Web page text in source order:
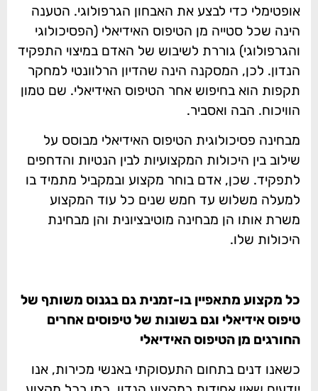
אופטימלי כדי לבצע את האבחון הגרפולוגי. הטענה
הינה שכל סטייה מן הטיפוס האידיאלי (הפסיכולוגי
והגרפולוגי) גוררת לשיבוש של האדם במיצוי התפקיד
הנדון. לכן, המסקנה הינה שהדיון הרלוונטי למחקר
תקפות הוא בחיפוש אחר הטיפוס האידיאלי. שם טמון
הוויכוח. הבה ואסביר.
מבחינה פסיכולוגית הטיפוס האידיאלי מבוסס על
שילוב בין היכולות המקצועיות לבין הנטיות והדחפים
לתפקיד. שכן, אדם בוחר מקצוע ובמקביל מתמיד בו
למעלה משלוש עד חמש שנים כל עוד המקצוע
משרת אותו הן מבחינה מוטיבציונית והן מבחינת
היכולות שלו.
כל מקצוע מתאפיין בו-זמנית גם בגנוס משותף של
טיפוס אידיאלי וגם בשונות של טיפוסים אחרים
החורגים מן הטיפוס האידיאלי
כשאנו דנים בתחום התעסוקתי באנשי מכירות, אנו